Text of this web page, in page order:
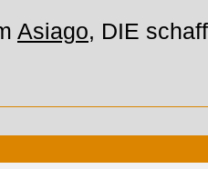
Asiago, DIE